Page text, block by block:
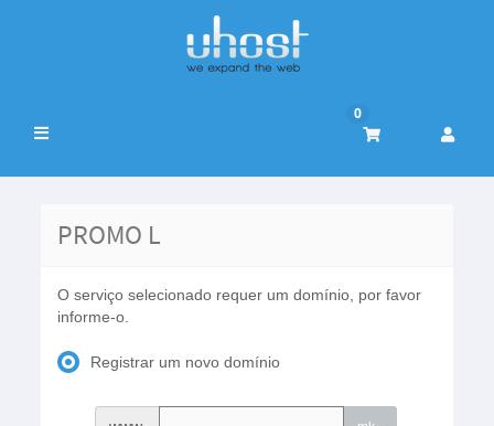
Alternar
0
PROMO L
O serviço selecionado requer um domínio, por favor
informe-o.
Registrar um novo domínio